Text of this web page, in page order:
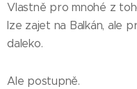
Vlastně pro mnohé z
lze zajet na Balkán, ale
daleko.
Ale postupně.